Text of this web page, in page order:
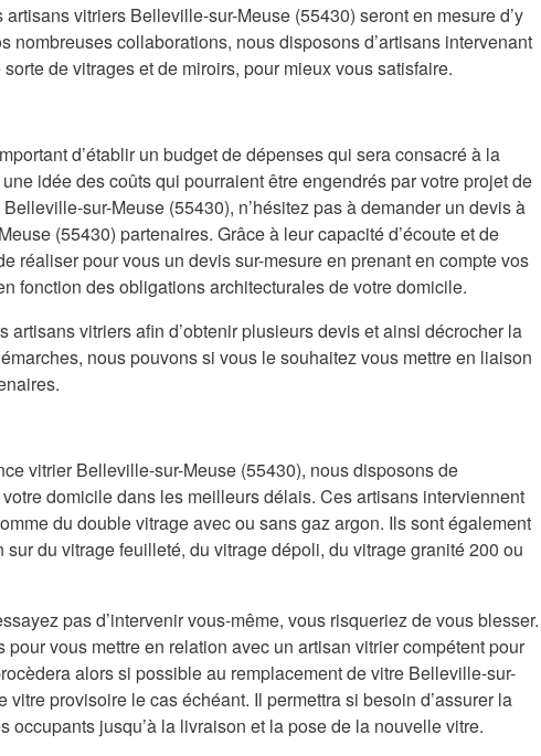
vitriers Belleville-sur-Meuse (55430) seront en mesure d’y
nombreuses collaborations, nous disposons d’artisans intervenant
de vitrages et de miroirs, pour mieux vous satisfaire.
d’établir un budget de dépenses qui sera consacré à la
idée des coûts qui pourraient être engendrés par votre projet de
sur-Meuse (55430), n’hésitez pas à demander un devis à
(55430) partenaires. Grâce à leur capacité d’écoute et de
réaliser pour vous un devis sur-mesure en prenant en compte vos
fonction des obligations architecturales de votre domicile.
artisans vitriers afin d’obtenir plusieurs devis et ainsi décrocher la
nous pouvons si vous le souhaitez vous mettre en liaison
vitrier Belleville-sur-Meuse (55430), nous disposons de
domicile dans les meilleurs délais. Ces artisans interviennent
du double vitrage avec ou sans gaz argon. Ils sont également
du vitrage feuilleté, du vitrage dépoli, du vitrage granité 200 ou
pas d’intervenir vous-même, vous risqueriez de vous blesser.
vous mettre en relation avec un artisan vitrier compétent pour
alors si possible au remplacement de vitre Belleville-sur-
provisoire le cas échéant. Il permettra si besoin d’assurer la
occupants jusqu’à la livraison et la pose de la nouvelle vitre.